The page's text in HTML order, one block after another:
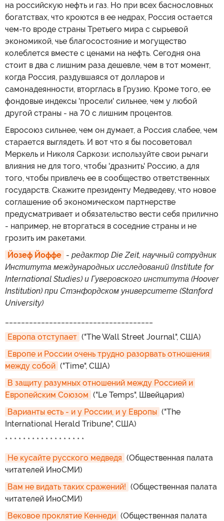
на российскую нефть и газ. Но при всех баснословных
богатствах, что кроются в ее недрах, Россия остается
чем-то вроде страны Третьего мира с сырьевой
экономикой, чье благосостояние и могущество
колеблется вместе с ценами на нефть. Сегодня она
стоит в два с лишним раза дешевле, чем в тот момент,
когда Россия, раздувшаяся от долларов и
самонадеянности, вторглась в Грузию. Кроме того, ее
фондовые индексы 'просели' сильнее, чем у любой
другой страны - на 70 с лишним процентов.
Евросоюз сильнее, чем он думает, а Россия слабее, чем
старается выглядеть. И вот что я бы посоветовал
Меркель и Николя Саркози: используйте свои рычаги
влияния не для того, чтобы 'дразнить' Россию, а для
того, чтобы привлечь ее в сообщество ответственных
государств. Скажите президенту Медведеву, что новое
соглашение об экономическом партнерстве
предусматривает и обязательство вести себя прилично
- например, не вторгаться в соседние страны и не
грозить им ракетами.
Йозеф Йоффе - редактор Die Zeit, научный сотрудник
Института международных исследований (Institute for
International Studies) и Гуверовского института (Hoover
Institution) при Стэнфордском университете (Stanford
University)
Европа отступает ("The Wall Street Journal", США)
Европе и России очень трудно разорвать отношения
между собой ("Time", США)
В защиту разумных отношений между Россией и
Европейским Союзом ("Le Temps", Швейцария)
Варианты есть - и у России, и у Европы ("The
International Herald Tribune", США)
* * * * * * * * * * * * * * * * * *
Не кусайте русского медведя (Общественная палата
читателей ИноСМИ)
Вам не видать таких сражений! (Общественная палата
читателей ИноСМИ)
Вековое проклятие Кеннеди (Общественная палата